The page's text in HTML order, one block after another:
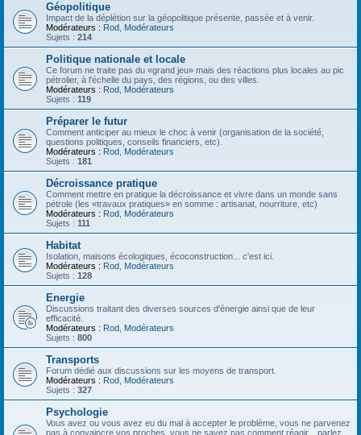
Géopolitique
Impact de la déplétion sur la géopolitique présente, passée et à venir.
Modérateurs : Rod Modérateurs
Sujets : 214
Politique nationale et locale
Ce forum ne traite pas du «grand jeu» mais des réactions plus locales au pic
pétrolier, à l'échelle du pays, des régions, ou des villes.
Modérateurs : Rod Modérateurs
Sujets : 119
Préparer le futur
Comment anticiper au mieux le choc à venir (organisation de la société,
questions politiques, conseils financiers, etc).
Modérateurs : Rod Modérateurs
Sujets : 181
Décroissance pratique
Comment mettre en pratique la décroissance et vivre dans un monde sans
pétrole (les «travaux pratiques» en somme : artisanat, nourriture, etc)
Modérateurs : Rod Modérateurs
Sujets : 111
Habitat
Isolation, maisons écologiques, écoconstruction... c'est ici.
Modérateurs : Rod Modérateurs
Sujets : 128
Energie
Discussions traitant des diverses sources d'énergie ainsi que de leur
efficacité.
Modérateurs : Rod Modérateurs
Sujets : 800
Transports
Forum dédié aux discussions sur les moyens de transport.
Modérateurs : Rod Modérateurs
Sujets : 327
Psychologie
Vous avez ou vous avez eu du mal à accepter le problème, vous ne parvenez
pas à convaincre vos proches, vous ne savez pas comment réagir... parlez